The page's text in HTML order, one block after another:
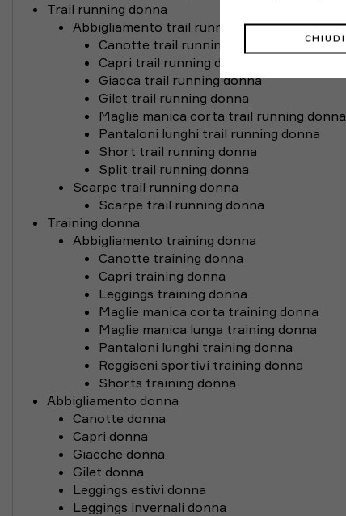
Trail running donna
Abbigliamento trail running donna
Canotte trail running donna
Capri trail running donna
Giacca trail running donna
Gilet trail running donna
Maglie manica corta trail running donna
Pantaloni lunghi trail running donna
Short trail running donna
Split trail running donna
Scarpe trail running donna
Scarpe trail running donna
Training donna
Abbigliamento training donna
Canotte training donna
Capri training donna
Leggings training donna
Maglie manica corta training donna
Maglie manica lunga training donna
Pantaloni lunghi training donna
Reggiseni sportivi training donna
Shorts training donna
Abbigliamento donna
Canotte donna
Capri donna
Giacche donna
Gilet donna
Leggings estivi donna
Leggings invernali donna
CHIUDI